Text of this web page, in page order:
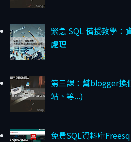
浪
了
嗎
？
B
y
a
緊急 SQL 備援教學：
處理
第三課：幫blogger換
站、等...)
免費SQL資料庫